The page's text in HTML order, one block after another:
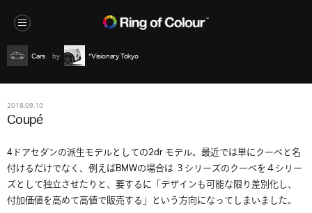
Cars *Visionary Tokyo
2018.09.10
Coupé
4ドアセダンの派生モデルとしての2dr モデル。最近では単にクーペと名
付けるだけでなく、例えばBMWの場合は ３シリーズのクーペを４シリー
ズとして独立させたりと、要するに「デザインも可能な限り差別化し、
付加価値を高めて高値で販売する」という方向になってしまいました。